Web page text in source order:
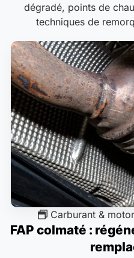
dégradé, points de
techniques de
Carburant &
FAP colmaté :